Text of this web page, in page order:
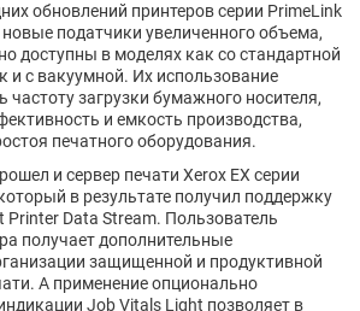
обновлений принтеров серии PrimeLink
податчики увеличенного объема,
доступны в моделях как со стандартной
и с вакуумной. Их использование
частоту загрузки бумажного носителя,
и емкость производства,
печатного оборудования.
и сервер печати Xerox EX серии
в результате получил поддержку
Printer Data Stream. Пользователь
получает дополнительные
защищенной и продуктивной
А применение опционально
Job Vitals Light позволяет в